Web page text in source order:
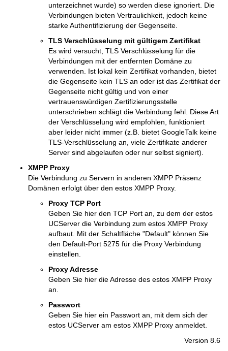
unterzeichnet wurde) so werden diese ignoriert. Die
Verbindungen bieten Vertraulichkeit, jedoch keine
starke Authentifizierung der Gegenseite.
TLS Verschlüsselung mit gültigem Zertifikat
Es wird versucht, TLS Verschlüsselung für die
Verbindungen mit der entfernten Domäne zu
verwenden. Ist lokal kein Zertifikat vorhanden, bietet
die Gegenseite kein TLS an oder ist das Zertifikat der
Gegenseite nicht gültig und von einer
vertrauenswürdigen Zertifizierungsstelle
unterschrieben schlägt die Verbindung fehl. Diese Art
der Verschlüsselung wird empfohlen, funktioniert
aber leider nicht immer (z.B. bietet GoogleTalk keine
TLS-Verschlüsselung an, viele Zertifikate anderer
Server sind abgelaufen oder nur selbst signiert).
XMPP Proxy
Die Verbindung zu Servern in anderen XMPP Präsenz
Domänen erfolgt über den estos XMPP Proxy.
Proxy TCP Port
Geben Sie hier den TCP Port an, zu dem der estos
UCServer die Verbindung zum estos XMPP Proxy
aufbaut. Mit der Schaltfläche "Default" können Sie
den Default-Port 5275 für die Proxy Verbindung
einstellen.
Proxy Adresse
Geben Sie hier die Adresse des estos XMPP Proxy
an.
Passwort
Geben Sie hier ein Passwort an, mit dem sich der
estos UCServer am estos XMPP Proxy anmeldet.
Version 8.6